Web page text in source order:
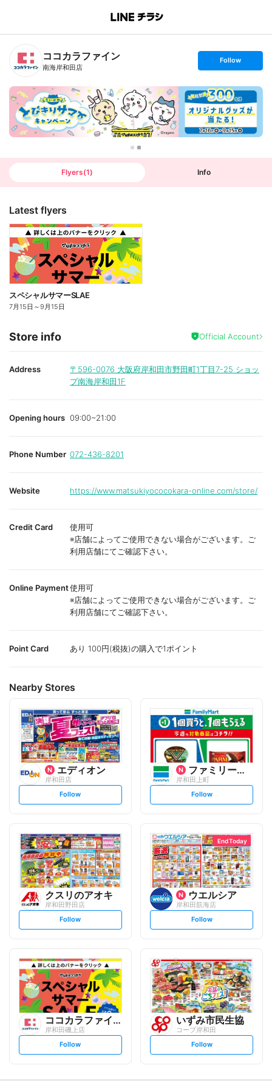
B
n
T
ココカラファイン
南海岸和田店
s
t
o
l
l
o
w
Follow
Flyers(1) Info
Latest flyers
スペシャルサマーSLAE
7月15日 ～9月15日
Store info Official Account
Address 〒596-0076 大阪府岸和田市野田町1丁目7-25 ショッ
プ南海岸和田1F
Opening hours 09:00~21:00
Phone Number 072-436-8201
Website https://www.matsukiyococokara-online.com/store/
Credit Card
使用可
※店舗によってご使用できない場合がございます。ご
利用店舗にてご確認下さい。
Online Payment使用可
※店舗によってご使用できない場合がございます。ご
利用店舗にてご確認下さい。
Point Card あり 100円(税抜)の購入で1ポイント
Nearby Stores
エディオン
岸和田店
s
t
l
o
w
Follow
ファミリーマート
岸和田上町
s
t
l
o
w
Follow
クスリのアオキ
岸和田野田店
s
t
l
o
w
Follow
End Today
ウエルシア
岸和田筋海店
s
t
l
o
w
Follow
ココカラファイン
岸和田磯上店
s
t
Follow
いずみ市民生協
コープ岸和田
s
t
Follow